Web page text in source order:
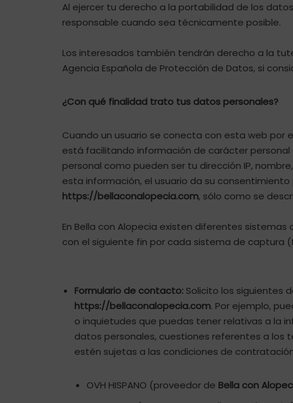
Al ejercer tu derecho a la portabilidad de los
responsable cuando sea técnicamente posible.
Los interesados también tendrán derecho a la
Agencia Española de Protección de Datos, si
¿Con qué finalidad trato tus datos personales?
Cuando un usuario se conecta con esta web por
está facilitando información de carácter personal
personal como pueden ser tu dirección IP,
esta información, el usuario da su
https://bellaconalopecia.com, sólo como se
En Bella con Alopecia existen diferentes
con el siguiente fin por cada sistema de captura
Formulario de contacto: Solicito los siguientes
https://bellaconalopecia.com. Por ejemplo,
o inquietudes que puedas tener relativas a la
datos personales, cuestiones referentes a los
estén sujetas a las condiciones de
OVH HISPANO (proveedor de Bella con